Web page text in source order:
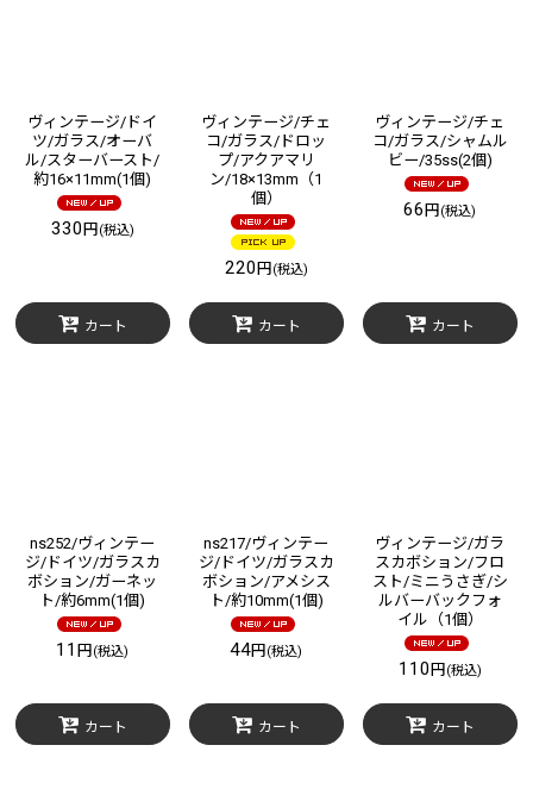
ヴィンテージ/ドイ
ツ/ガラス/オーバ
ル/スターバースト/
約16×11mm(1個)
330 円 (税込)
カート
ヴィンテージ/チェ
コ/ガラス/ドロッ
プ/アクアマリ
ン/18×13mm（1
個）
220 円 (税込)
カート
ヴィンテージ/チェ
コ/ガラス/シャムル
ビー/35ss(2個)
66円 (税込)
カート
ns252/ヴィンテー
ジ/ドイツ/ガラスカ
ボション/ガーネッ
ト/約6mm(1個)
11円 (税込)
カート
ns217/ヴィンテー
ジ/ドイツ/ガラスカ
ボション/アメシス
ト/約10mm(1個)
44円 (税込)
カート
ヴィンテージ/ガラ
スカボション/フロ
スト/ミニうさぎ/シ
ルバーバックフォ
イル（1個）
110 円 (税込)
カート